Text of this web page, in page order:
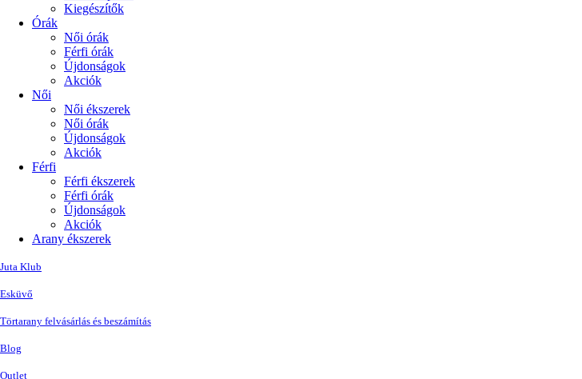
Kiegészítők
Órák
Női órák
Férfi órák
Újdonságok
Akciók
Női
Női ékszerek
Női órák
Újdonságok
Akciók
Férfi
Férfi ékszerek
Férfi órák
Újdonságok
Akciók
Arany ékszerek
Juta Klub
Esküvő
Törtarany felvásárlás és beszámítás
Blog
Outlet